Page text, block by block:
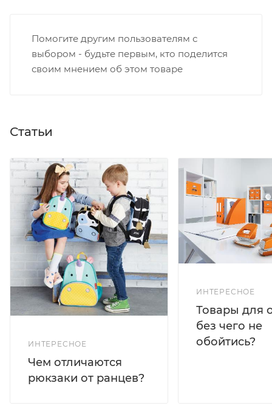
Помогите другим пользователям с
выбором - будьте первым, кто поделится
своим мнением об этом товаре
Статьи
ИНТЕРЕСНОЕ
Чем отличаются
рюкзаки от ранцев?
ИНТЕРЕСНОЕ
Товары для
без чего не
обойтись?